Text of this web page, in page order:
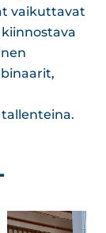
vaikuttavat